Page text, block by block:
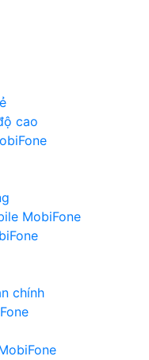
cao
MobiFone
chính